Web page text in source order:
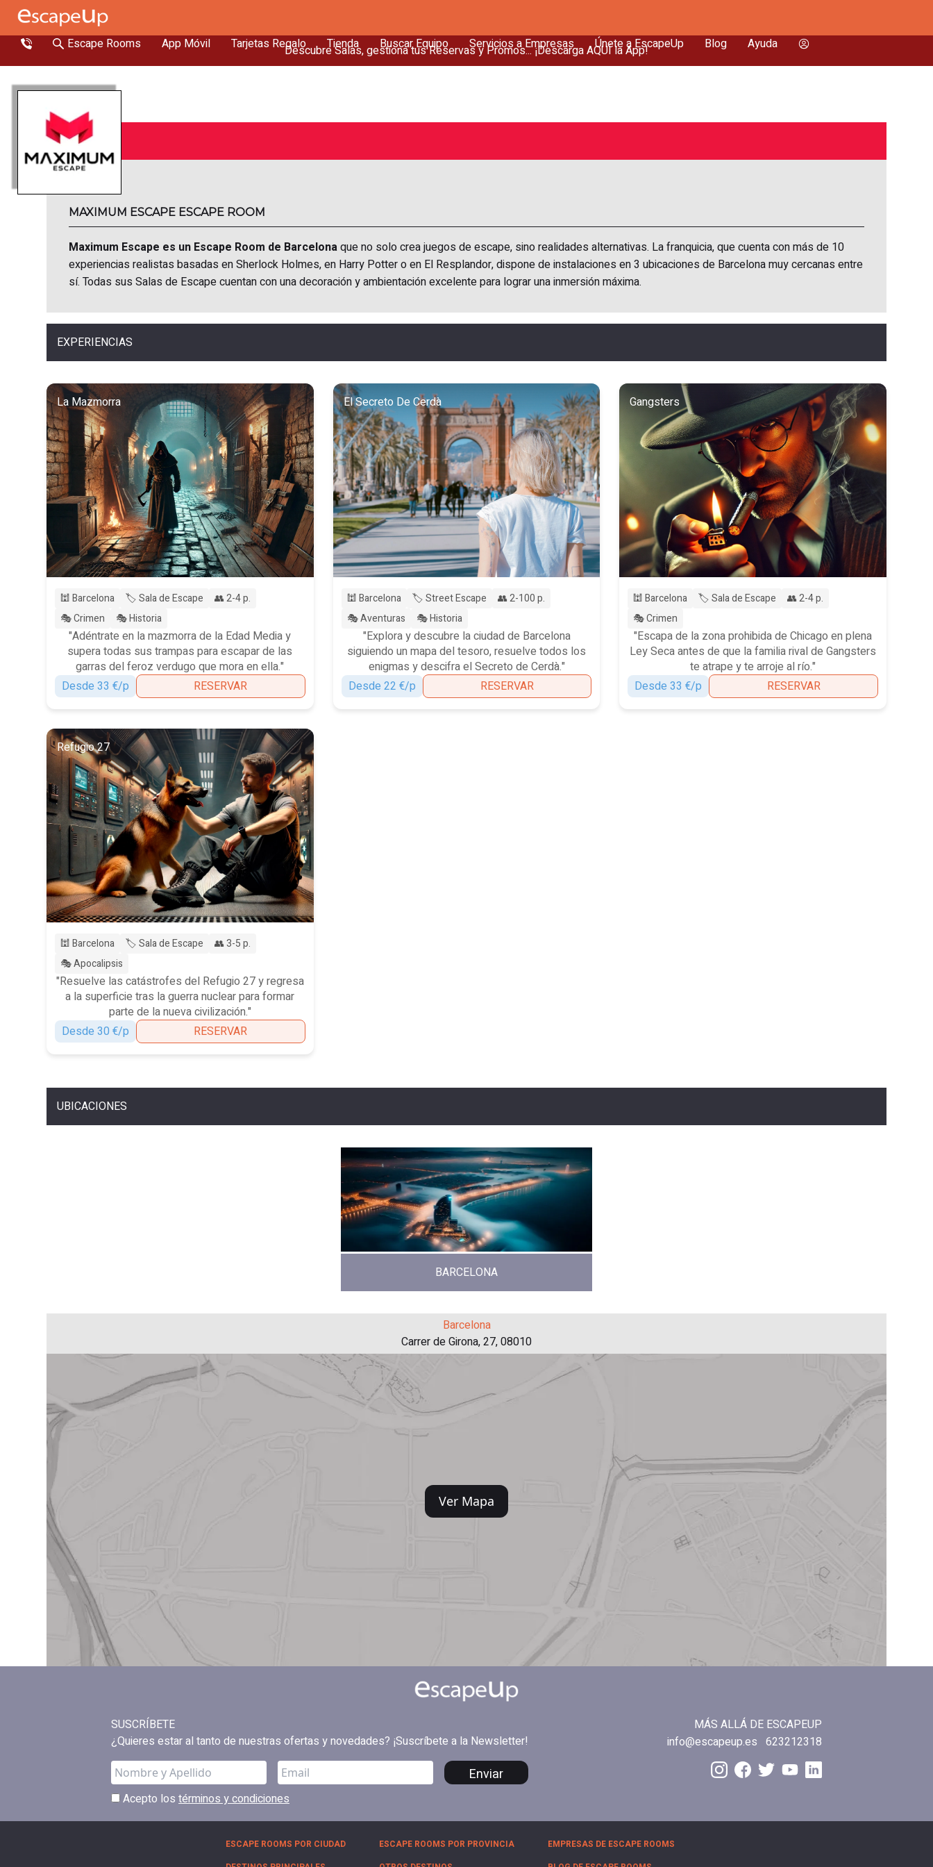
Escape Rooms App Móvil Tarjetas Regalo Tienda Buscar Equipo Servicios a Empresas Únete a EscapeUp Blog Ayuda
Descubre Salas, gestiona tus Reservas y Promos... ¡Descarga AQUÍ la App!
MAXIMUM ESCAPE ESCAPE ROOM
Maximum Escape es un Escape Room de Barcelonaque no solo crea juegos de escape, sino realidades alternativas. La franquicia, que cuenta con más de 10
experiencias realistas basadas en Sherlock Holmes, en Harry Potter o en El Resplandor, dispone de instalaciones en 3 ubicaciones de Barcelona muy cercanas entre
sí. Todas sus Salas de Escape cuentan con una decoración y ambientación excelente para lograr una inmersión máxima.
EXPERIENCIAS
La Mazmorra
🕍 Barcelona 🏷️ Sala de Escape
👥 2-4 p.
🎭 Crimen
🎭 Historia
"Adéntrate en la mazmorra de la Edad Media y
supera todas sus trampas para escapar de las
garras del feroz verdugo que mora en ella."
Desde 33 €/p
RESERVAR
El Secreto De Cerdà
🕍 Barcelona 🏷️ Street Escape
👥 2-100 p.
🎭 Aventuras
🎭 Historia
"Explora y descubre la ciudad de Barcelona
siguiendo un mapa del tesoro, resuelve todos los
enigmas y descifra el Secreto de Cerdà."
Desde 22 €/p
RESERVAR
Gangsters
🕍 Barcelona 🏷️ Sala de Escape
👥 2-4 p.
🎭 Crimen
"Escapa de la zona prohibida de Chicago en plena
Ley Seca antes de que la familia rival de Gangsters
te atrape y te arroje al río."
Desde 33 €/p
RESERVAR
Refugio 27
🕍 Barcelona 🏷️ Sala de Escape
👥 3-5 p.
🎭 Apocalipsis
"Resuelve las catástrofes del Refugio 27 y regresa
a la superficie tras la guerra nuclear para formar
parte de la nueva civilización."
Desde 30 €/p
RESERVAR
UBICACIONES
BARCELONA
Barcelona
Carrer de Girona, 27, 08010
Ver Mapa
SUSCRÍBETE
¿Quieres estar al tanto de nuestras ofertas y novedades? ¡Suscríbete a la Newsletter!
Enviar
Acepto los términos y condiciones
MÁS ALLÁ DE ESCAPEUP
info@escapeup.es 623212318
ESCAPE ROOMS POR CIUDAD
ESCAPE ROOMS POR PROVINCIA
EMPRESAS DE ESCAPE ROOMS